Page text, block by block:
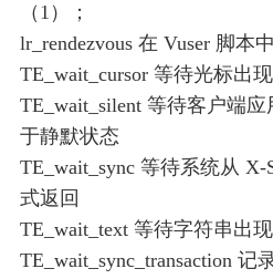
（1）；
lr_rendezvous 在 Vuser 脚本
TE_wait_cursor 等待光标出
TE_wait_silent 等待客户端
于静默状态
TE_wait_sync 等待系统从
式返回
TE_wait_text 等待字符串出
TE_wait_sync_transaction 记